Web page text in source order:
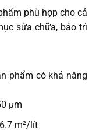
phù hợp cho cả
sửa chữa, bảo trì
phẩm có khả năng
µm
m²/lít